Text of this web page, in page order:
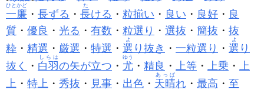
一廉
ひとかど
・ 長ずる ・ 長
た
ける ・ 粒揃い ・ 良い ・ 良好 ・ 良
質 ・ 優良 ・ 光る ・ 有数 ・ 粒選り ・ 選抜 ・ 簡抜 ・ 抜
粋 ・ 精選 ・ 厳選 ・ 特選 ・ 選
よ
り抜き ・ 一粒選り ・ 選
よ
り
抜く
・ 白羽
しらは
の矢が立つ ・ 尤
ゆう
・ 精良 ・ 上等 ・ 上乗 ・ 上
上 ・ 特上 ・ 秀抜 ・ 見事 ・ 出色 ・ 天晴
あっぱ
れ ・ 最高 ・ 至